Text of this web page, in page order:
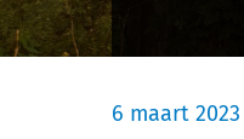
6 maart 2023